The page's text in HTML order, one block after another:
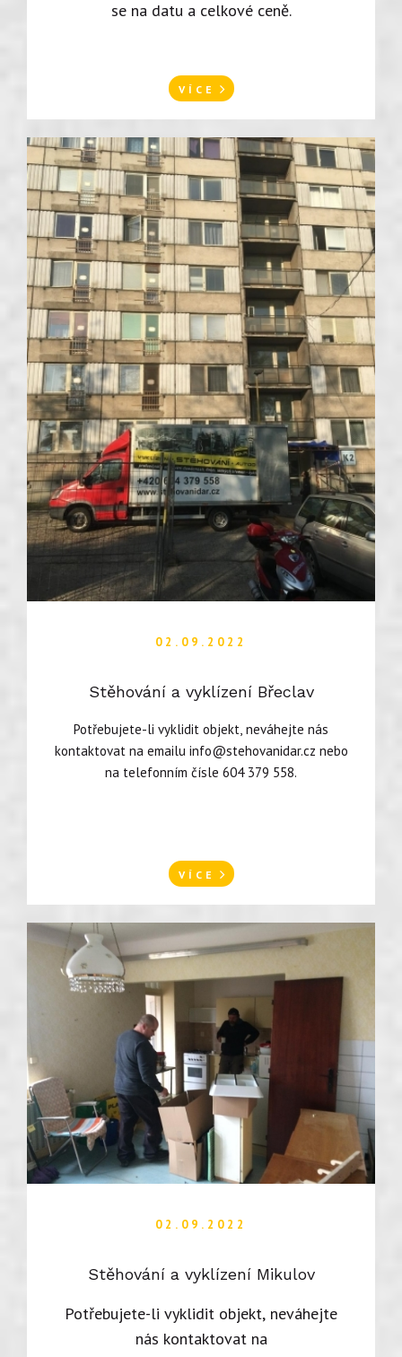
se na datu a celkové ceně.
VÍCE
02.09.2022
Stěhování a vyklízení Břeclav
Potřebujete-li vyklidit objekt, neváhejte nás
kontaktovat na emailu info@stehovanidar.cz nebo
na telefonním čísle 604 379 558.
VÍCE
02.09.2022
Stěhování a vyklízení Mikulov
Potřebujete-li vyklidit objekt, neváhejte
nás kontaktovat na